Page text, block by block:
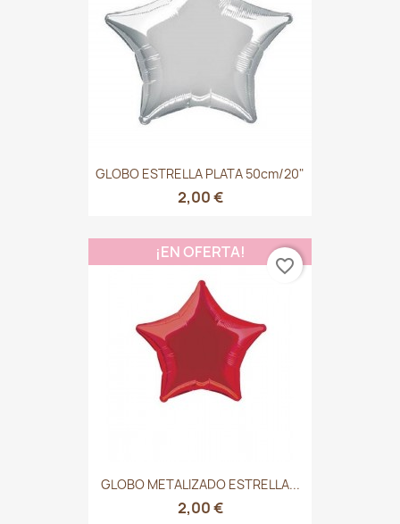
GLOBO ESTRELLA PLATA 50cm/20"
2,00 €
GLOBO METALIZADO ESTRELLA...
2,00 €
¡EN OFERTA!
favorite_border